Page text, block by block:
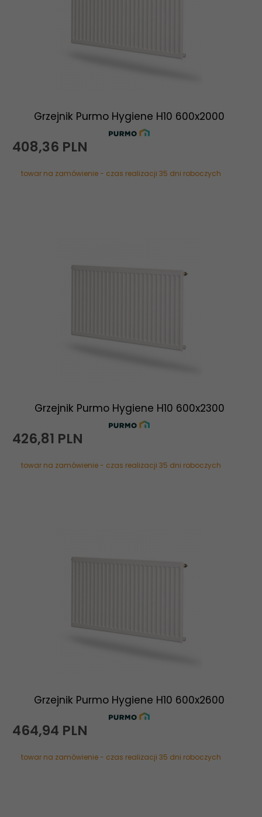
Grzejnik Purmo Hygiene H10 600x2000
408,36 PLN
towar na zamówienie - czas realizacji 35 dni roboczych
Grzejnik Purmo Hygiene H10 600x2300
426,81 PLN
towar na zamówienie - czas realizacji 35 dni roboczych
Grzejnik Purmo Hygiene H10 600x2600
464,94 PLN
towar na zamówienie - czas realizacji 35 dni roboczych